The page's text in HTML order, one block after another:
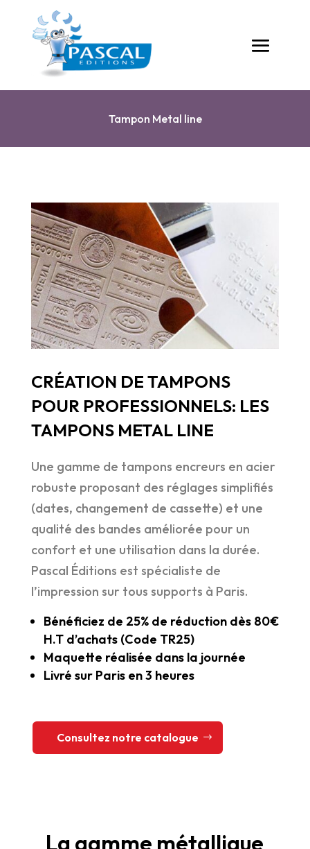
Tampon Metal line
CRÉATION DE TAMPONS
POUR PROFESSIONNELS: LES
TAMPONS METAL LINE
Une gamme de tampons encreurs en acier
robuste proposant des réglages simplifiés
(dates, changement de cassette) et une
qualité des bandes améliorée pour un
confort et une utilisation dans la durée.
Pascal Éditions est spécialiste de
l’impression sur tous supports à Paris.
Bénéficiez de 25% de réduction dès 80€
H.T d’achats (Code TR25)
Maquette réalisée dans la journée
Livré sur Paris en 3 heures
Consultez notre catalogue
La gamme métallique